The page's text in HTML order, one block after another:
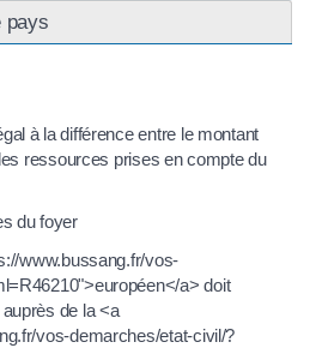
pays
à la différence entre le montant
ressources prises en compte du
du foyer
www.bussang.fr/vos-
a> doit
de la <a
vos-demarches/etat-civil/?